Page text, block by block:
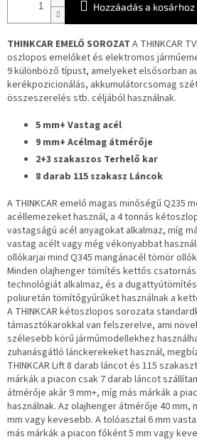
Hozzáadás a kosárhoz
THINKCAR EMELŐ SOROZAT A THINKCAR
oszlopos emelőket és elektromos
9 különböző típust, amelyeket elsősorban
kerékpozicionálás, akkumulátorcsomag
összeszerelés stb. céljából használnak.
5 mm+ Vastag acél
9 mm+ Acélmag átmérője
2+3 szakaszos Terhelő kar
8 darab 115 szakasz Láncok
A THINKCAR emelő magas minőségű Q235
acéllemezeket használ, a 4 tonnás
vastagságú acél anyagokat alkalmaz, míg
vastag acélt vagy még vékonyabbat
ollókarjai mind Q345 mangánacél tömör
Minden olajhenger tömítés kettős
technológiát alkalmaz, és a
poliuretán tömítőgyűrűket használnak a
A THINKCAR kétoszlopos sorozata
támasztókarokkal van felszerelve, ami
szélesebb körű járműmodellekhez
zuhanásgátló lánckerekeket használ,
THINKCAR Lift 8 darab láncot és 115
márkák a piacon csak 7 darab láncot
átmérője akár 9 mm+, míg más márkák a
használnak. Az olajhenger átmérője 40 mm,
mm vagy kevesebb. A tolóasztal 6 mm
más márkák a piacon főként 5 mm vagy